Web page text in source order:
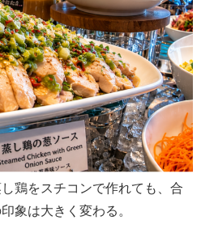
鶏をスチコンで作れても、合
象は大きく変わる。